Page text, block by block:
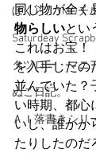
ぼくら、YMOチ
Saturdeay
タツロー・マニ
ぬこ日記。
ＡＩ落書きシリ
同じ物が全く
物らしいとい
これはお宝！
を入手したの
並んでいた？
い時期、都心
いし、誰かか
たりしたのだ